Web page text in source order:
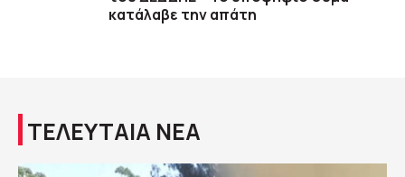
κατάλαβε την απάτη
ΤΕΛΕΥΤΑΙΑ ΝΕΑ